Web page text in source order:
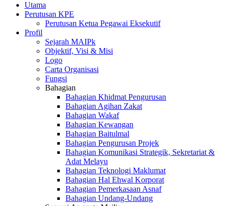
Utama
Perutusan KPE
Perutusan Ketua Pegawai Eksekutif
Profil
Sejarah MAIPk
Objektif, Visi & Misi
Logo
Carta Organisasi
Fungsi
Bahagian
Bahagian Khidmat Pengurusan
Bahagian Agihan Zakat
Bahagian Wakaf
Bahagian Kewangan
Bahagian Baitulmal
Bahagian Pengurusan Projek
Bahagian Komunikasi Strategik, Sekretariat &
Adat Melayu
Bahagian Teknologi Maklumat
Bahagian Hal Ehwal Korporat
Bahagian Pemerkasaan Asnaf
Bahagian Undang-Undang